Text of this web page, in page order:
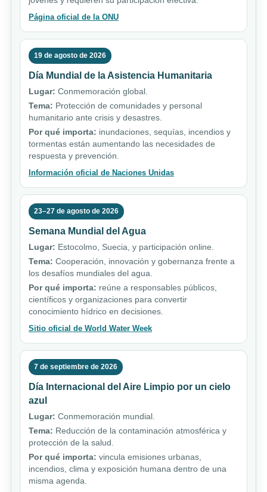
Página oficial de la ONU
19 de agosto de 2026
Día Mundial de la Asistencia Humanitaria
Lugar: Conmemoración global.
Tema: Protección de comunidades y personal
humanitario ante crisis y desastres.
Por qué importa: inundaciones, sequías, incendios y
tormentas están aumentando las necesidades de
respuesta y prevención.
Información oficial de Naciones Unidas
23–27 de agosto de 2026
Semana Mundial del Agua
Lugar: Estocolmo, Suecia, y participación online.
Tema: Cooperación, innovación y gobernanza frente a
los desafíos mundiales del agua.
Por qué importa: reúne a responsables públicos,
científicos y organizaciones para convertir
conocimiento hídrico en decisiones.
Sitio oficial de World Water Week
7 de septiembre de 2026
Día Internacional del Aire Limpio por un cielo
azul
Lugar: Conmemoración mundial.
Tema: Reducción de la contaminación atmosférica y
protección de la salud.
Por qué importa: vincula emisiones urbanas,
incendios, clima y exposición humana dentro de una
misma agenda.